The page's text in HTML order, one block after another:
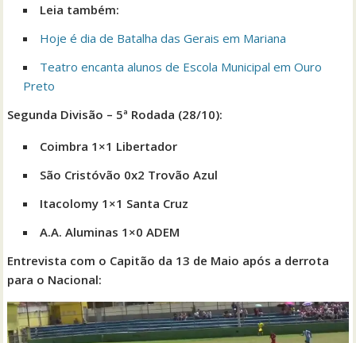
Leia também:
Hoje é dia de Batalha das Gerais em Mariana
Teatro encanta alunos de Escola Municipal em Ouro
Preto
Segunda Divisão – 5ª Rodada (28/10):
Coimbra 1×1 Libertador
São Cristóvão 0x2 Trovão Azul
Itacolomy 1×1 Santa Cruz
A.A. Aluminas 1×0 ADEM
Entrevista com o Capitão da 13 de Maio após a derrota
para o Nacional: